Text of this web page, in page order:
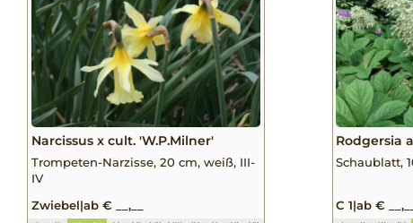
Narcissus x cult. 'W.P.Milner'
Trompeten-Narzisse, 20 cm, weiß, III-
IV
Zwiebel|ab € __,__
Rodgersia
Schaublatt,
C 1|ab € __,__